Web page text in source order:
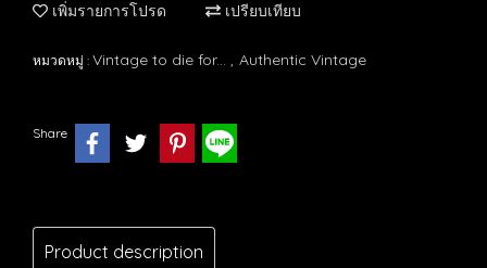
เพิ่มรายการโปรด เปรียบเทียบ
หมวดหมู่ : Vintage to die for... , Authentic Vintage
Share
Product description